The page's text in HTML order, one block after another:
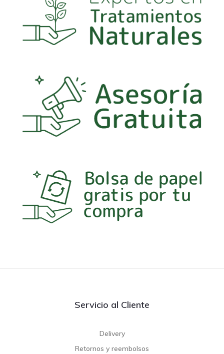
Servicio al Cliente
Delivery
Retornos y reembolsos